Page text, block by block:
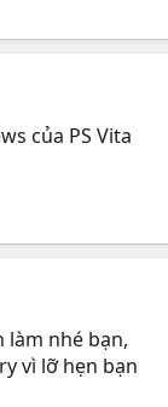
của PS Vita
làm nhé bạn,
vì lỡ hẹn bạn